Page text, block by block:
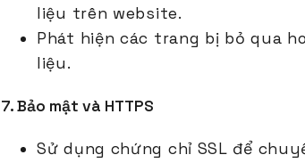
liệu trên website.
Phát hiện các trang bị bỏ qua
liệu.
7. Bảo mật và HTTPS
Sử dụng chứng chỉ SSL để